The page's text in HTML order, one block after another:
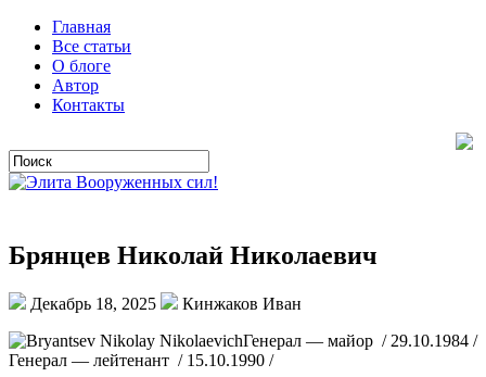
Главная
Все статьи
О блоге
Автор
Контакты
Брянцев Николай Николаевич
Декабрь 18, 2025
Кинжаков Иван
Генерал — майор / 29.10.1984 /
Генерал — лейтенант / 15.10.1990 /